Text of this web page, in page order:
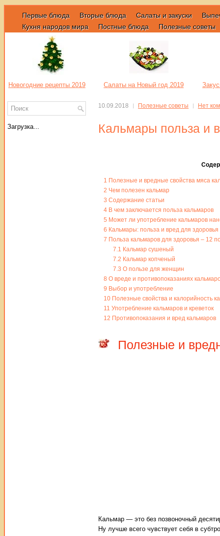
Первые блюда Вторые блюда Салаты и закуски
Кухня народов мира
Постные блюда Полезные советы
Новогодние рецепты 2019 Салаты на Новый год 2019
10.09.2018 Полезные советы Нет
Кальмары польза и
1 Полезные и вредные свойства мяса
2 Чем полезен кальмар
3 Содержание статьи
4 В чем заключается польза кальмаров
5 Может ли употребление кальмаров
6 Кальмары: польза и вред для
7 Польза кальмаров для здоровья – 12
7.1 Кальмар сушеный
7.2 Кальмар копченый
7.3 О пользе для женщин
8 О вреде и противопоказаниях
9 Выбор и употребление
10 Полезные свойства и калорийность
11 Употребление кальмаров и креветок
12 Противопоказания и вред кальмаров
Полезные и
Кальмар — это без позвоночный
Ну лучше всего чувствует себя в
Загрузка...